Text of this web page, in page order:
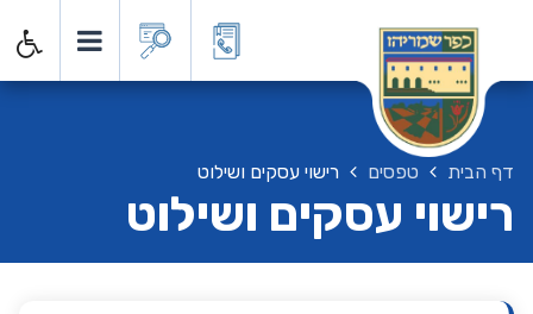
דף הבית טפסים רישוי עסקים ושילוט
רישוי עסקים ושילוט